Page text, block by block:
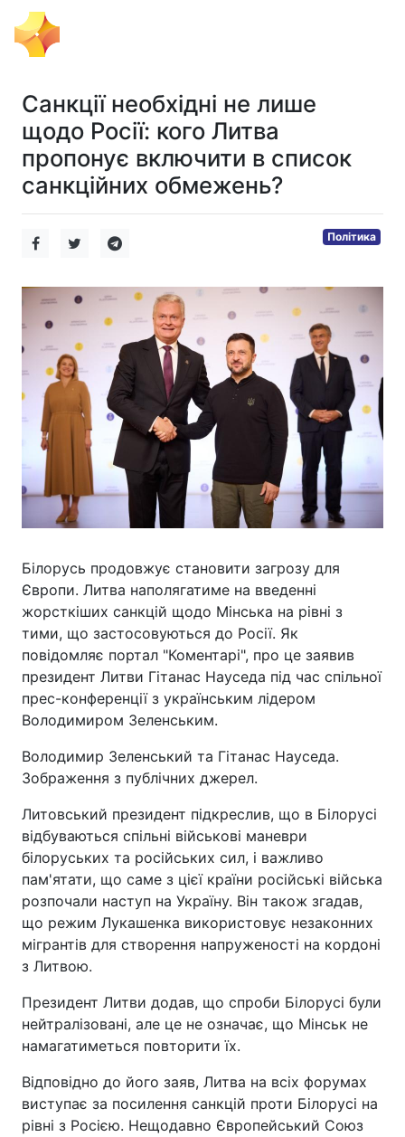
Санкції необхідні не лише
щодо Росії: кого Литва
пропонує включити в список
санкційних обмежень?
Політика
Білорусь продовжує становити загрозу для
Європи. Литва наполягатиме на введенні
жорсткіших санкцій щодо Мінська на рівні з
тими, що застосовуються до Росії. Як
повідомляє портал "Коментарі", про це заявив
президент Литви Гітанас Науседа під час спільної
прес-конференції з українським лідером
Володимиром Зеленським.
Володимир Зеленський та Гітанас Науседа.
Зображення з публічних джерел.
Литовський президент підкреслив, що в Білорусі
відбуваються спільні військові маневри
білоруських та російських сил, і важливо
пам'ятати, що саме з цієї країни російські війська
розпочали наступ на Україну. Він також згадав,
що режим Лукашенка використовує незаконних
мігрантів для створення напруженості на кордоні
з Литвою.
Президент Литви додав, що спроби Білорусі були
нейтралізовані, але це не означає, що Мінськ не
намагатиметься повторити їх.
Відповідно до його заяв, Литва на всіх форумах
виступає за посилення санкцій проти Білорусі на
рівні з Росією. Нещодавно Європейський Союз